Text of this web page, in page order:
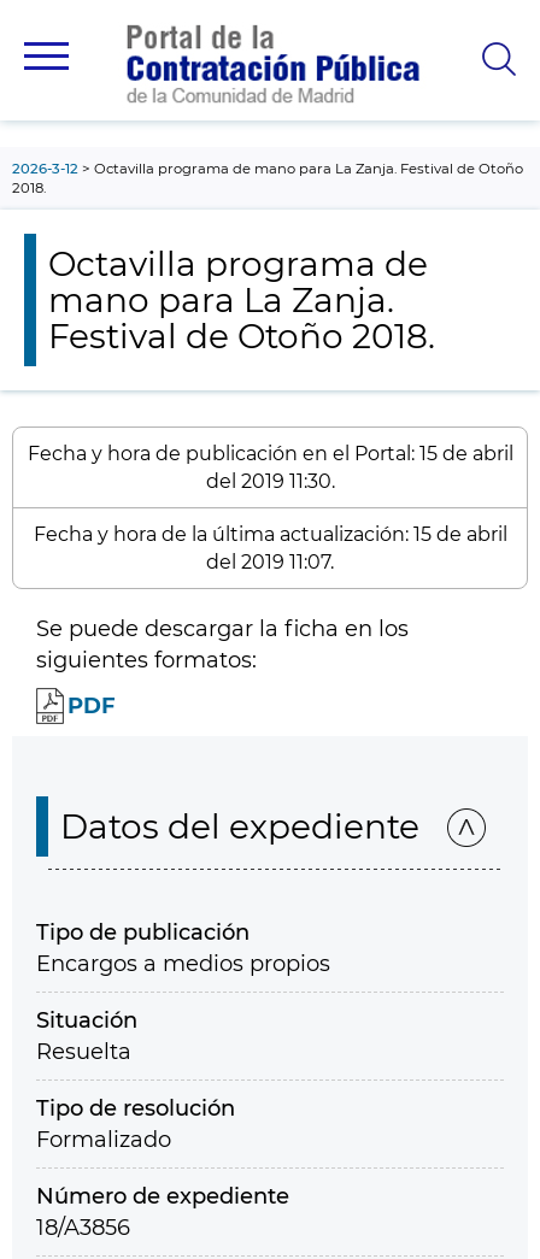
principal
2026-3-12
Octavilla programa de mano para La Zanja. Festival de Otoño
2018.
Octavilla programa de
mano para La Zanja.
Festival de Otoño 2018.
Fecha y hora de publicación en el Portal: 15 de abril
del 2019 11:30.
Fecha y hora de la última actualización: 15 de abril
del 2019 11:07.
Se puede descargar la ficha en los
siguientes formatos:
PDF
Datos del expediente
Tipo de publicación
Encargos a medios propios
Situación
Resuelta
Tipo de resolución
Formalizado
Número de expediente
18/A3856